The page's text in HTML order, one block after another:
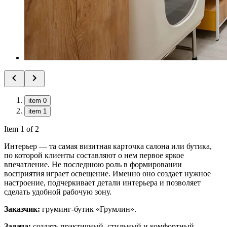
item 0
item 1
Item 1 of 2
Интерьер — та самая визитная карточка салона или бутика,
по которой клиенты составляют о нем первое яркое
впечатление. Не последнюю роль в формировании
восприятия играет освещение. Именно оно создает нужное
настроение, подчеркивает детали интерьера и позволяет
сделать удобной рабочую зону.
Заказчик: груминг-бутик «Грумлин».